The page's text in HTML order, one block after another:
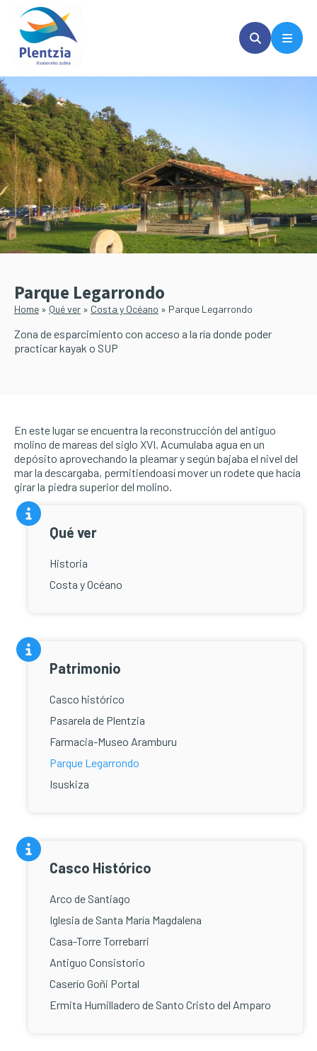
Saltar
contenido
principal
Saltar
lateral
principal
Parque Legarrondo
Home » Qué ver » Costa y Océano » Parque Legarrondo
Zona de esparcimiento con acceso a la ría donde poder
practicar kayak o SUP
En este lugar se encuentra la reconstrucción del antiguo
molino de mareas del siglo XVI. Acumulaba agua en un
depósito aprovechando la pleamar y según bajaba el nivel del
mar la descargaba, permitiendoasí mover un rodete que hacía
girar la piedra superior del molino.
Qué ver
Historia
Costa y Océano
Patrimonio
Casco histórico
Pasarela de Plentzia
Farmacia-Museo Aramburu
Parque Legarrondo
Isuskiza
Casco Histórico
Arco de Santiago
Iglesia de Santa María Magdalena
Casa-Torre Torrebarri
Antiguo Consistorio
Caserío Goñi Portal
Ermita Humilladero de Santo Cristo del Amparo